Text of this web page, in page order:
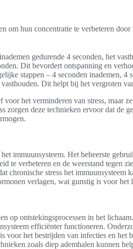
om hun concentratie te verbeteren
gedurende 4 seconden, het
Dit bevordert ontspanning en
stappen – 4 seconden inademen, 4
Dit helpt bij het vergroten
het verminderen van stress, maar
zorgen deze technieken ervoor dat de
immuunsysteem. Het beheerste
te verbeteren en de weerstand tegen
chronische stress het immuunsysteem
verlagen, wat gunstig is voor het
op ontstekingsprocessen in het
efficiënter functioneren.
voor het bestrijden van infecties en het
zoals diep ademhalen kunnen